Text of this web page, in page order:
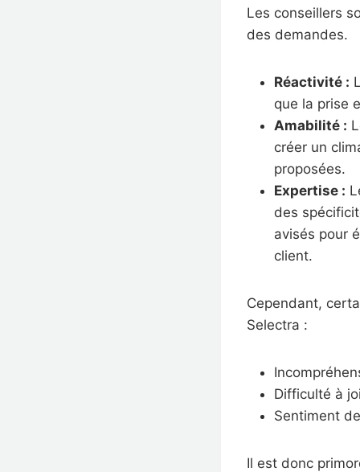
Les conseillers
des demandes.
Réactivité :
que la prise
Amabilité :
créer un
proposées.
Expertise :
des
avisés pour
client.
Cependant,
Selectra :
Difficulté à
Sentiment
Il est donc